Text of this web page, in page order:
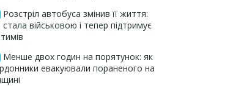
Розстріл автобуса змінив її життя:
військовою і тепер підтримує
Менше двох годин на порятунок: як
евакуювали пораненого на